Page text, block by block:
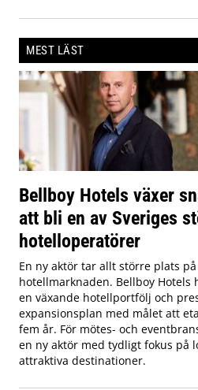
MEST LÄST
Bellboy Hotels växer
att bli en av Sveriges
hotelloperatörer
En ny aktör tar allt större plats
hotellmarknaden. Bellboy
en växande hotellportfölj och
expansionsplan med målet att
fem år. För mötes- och
en ny aktör med tydligt fokus på
attraktiva destinationer.